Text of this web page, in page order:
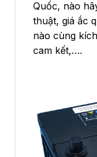
Quốc, nào
thuật, giá ắc
nào cùng
cam kết,….